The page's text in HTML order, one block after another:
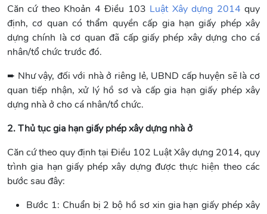
Căn cứ theo Khoản 4 Điều 103 Luật Xây dựng 2014 quy
định, cơ quan có thẩm quyền cấp gia hạn giấy phép xây
dựng chính là cơ quan đã cấp giấy phép xây dựng cho cá
nhân/tổ chức trước đó.
➨ Như vậy, đối với nhà ở riêng lẻ, UBND cấp huyện sẽ là cơ
quan tiếp nhận, xử lý hồ sơ và cấp gia hạn giấy phép xây
dựng nhà ở cho cá nhân/tổ chức.
2. Thủ tục gia hạn giấy phép xây dựng nhà ở
Căn cứ theo quy định tại Điều 102 Luật Xây dựng 2014, quy
trình gia hạn giấy phép xây dựng được thực hiện theo các
bước sau đây:
Bước 1: Chuẩn bị 2 bộ hồ sơ xin gia hạn giấy phép xây